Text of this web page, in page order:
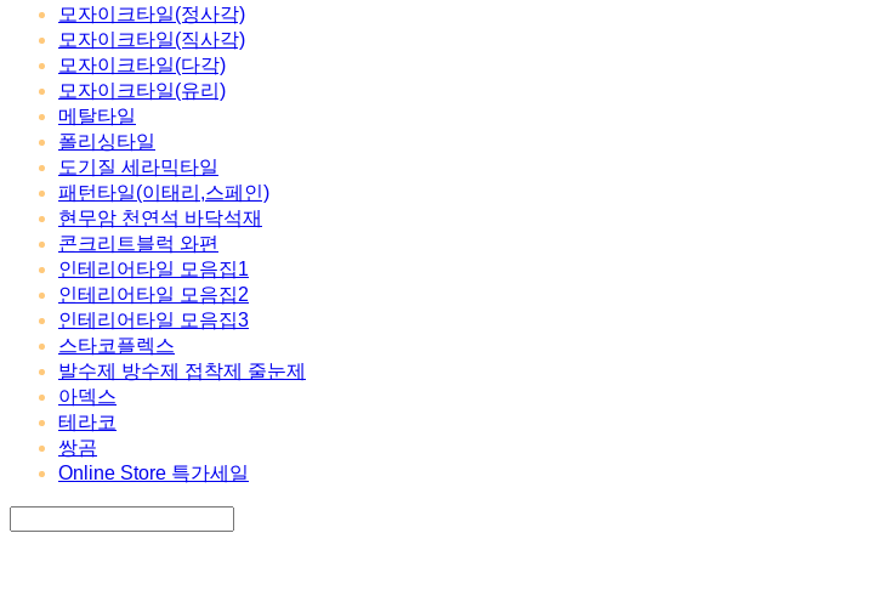
모자이크타일(정사각)
모자이크타일(직사각)
모자이크타일(다각)
모자이크타일(유리)
메탈타일
폴리싱타일
도기질 세라믹타일
패턴타일(이태리,스페인)
현무암 천연석 바닥석재
콘크리트블럭 와편
인테리어타일 모음집1
인테리어타일 모음집2
인테리어타일 모음집3
스타코플렉스
발수제 방수제 접착제 줄눈제
아덱스
테라코
쌍곰
Online Store 특가세일